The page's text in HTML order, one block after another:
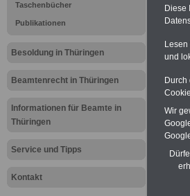
Taschenbücher
Publikationen
Besoldung in Thüringen
Beamtenrecht in Thüringen
Informationen für Beamte in
Thüringen
Service und Tipps
Kontakt
Diese
und
Wir